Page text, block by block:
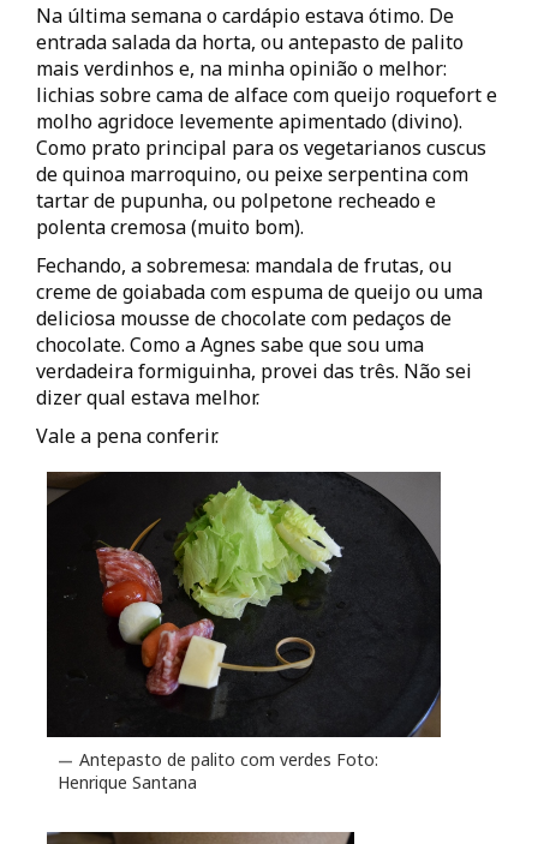
Na última semana o cardápio estava ótimo. De
entrada salada da horta, ou antepasto de palito
mais verdinhos e, na minha opinião o melhor:
lichias sobre cama de alface com queijo roquefort e
molho agridoce levemente apimentado (divino).
Como prato principal para os vegetarianos cuscus
de quinoa marroquino, ou peixe serpentina com
tartar de pupunha, ou polpetone recheado e
polenta cremosa (muito bom).
Fechando, a sobremesa: mandala de frutas, ou
creme de goiabada com espuma de queijo ou uma
deliciosa mousse de chocolate com pedaços de
chocolate. Como a Agnes sabe que sou uma
verdadeira formiguinha, provei das três. Não sei
dizer qual estava melhor.
Vale a pena conferir.
Antepasto de palito com verdes Foto:
Henrique Santana